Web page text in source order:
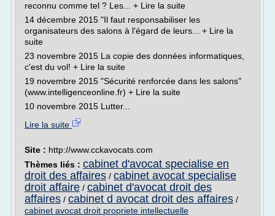
reconnu comme tel ? Les... + Lire la suite
14 décembre 2015 "Il faut responsabiliser les
organisateurs des salons à l'égard de leurs... + Lire la
suite
23 novembre 2015 La copie des données informatiques,
c'est du vol! + Lire la suite
19 novembre 2015 "Sécurité renforcée dans les salons"
(www.intelligenceonline.fr) + Lire la suite
10 novembre 2015 Lutter...
Lire la suite
Site : http://www.cckavocats.com
Thèmes liés : cabinet d'avocat specialise en
droit des affaires / cabinet avocat specialise
droit affaire / cabinet d'avocat droit des
affaires / cabinet d avocat droit des affaires /
cabinet avocat droit propriete intellectuelle